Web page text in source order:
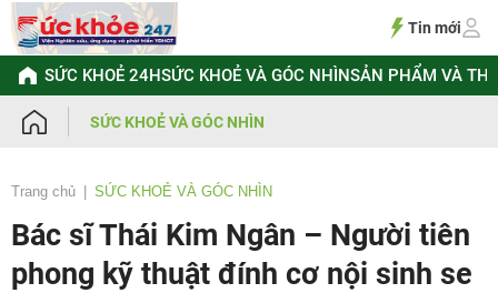
Chuyển
đến
nội
dung
Tin mới
SỨC KHOẺ 24HSỨC KHOẺ VÀ GÓC NHÌNSẢN PHẨM VÀ
SỨC KHOẺ VÀ GÓC NHÌN
Trang chủ SỨC KHOẺ VÀ GÓC NHÌN
Bác sĩ Thái Kim Ngân – Người tiên
phong kỹ thuật đính cơ nội sinh se